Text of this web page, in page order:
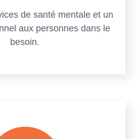
de santé mentale et un
aux personnes dans le
besoin.